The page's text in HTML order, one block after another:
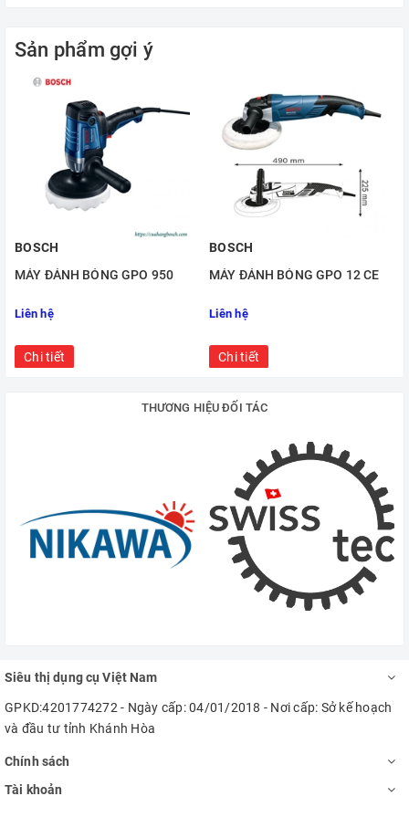
Sản phẩm gợi ý
BOSCH
MÁY ĐÁNH BÓNG GPO 950
Liên hệ
Chi tiết
BOSCH
MÁY ĐÁNH BÓNG GPO 12 CE
Liên hệ
Chi tiết
THƯƠNG HIỆU ĐỐI TÁC
Siêu thị dụng cụ Việt Nam
GPKD:4201774272 - Ngày cấp: 04/01/2018 - Nơi cấp: Sở kế hoạch
và đầu tư tỉnh Khánh Hòa
Chính sách
Tài khoản